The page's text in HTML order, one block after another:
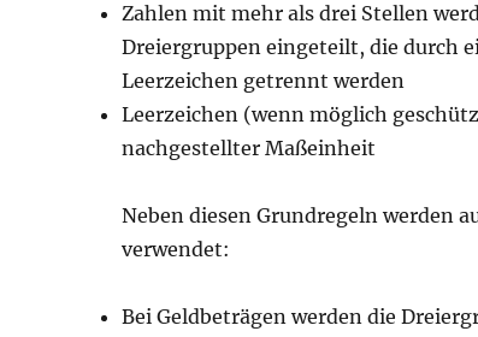
Zahlen mit mehr als drei Stellen
Dreiergruppen eingeteilt, die durch
Leerzeichen getrennt werden
Leerzeichen (wenn möglich
nachgestellter Maßeinheit
Neben diesen Grundregeln werden
verwendet:
Bei Geldbeträgen werden die